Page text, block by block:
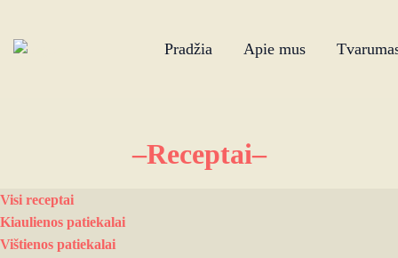
Pradžia Apie mus
–Receptai–
Visi receptai
Kiaulienos patiekalai
Vištienos patiekalai